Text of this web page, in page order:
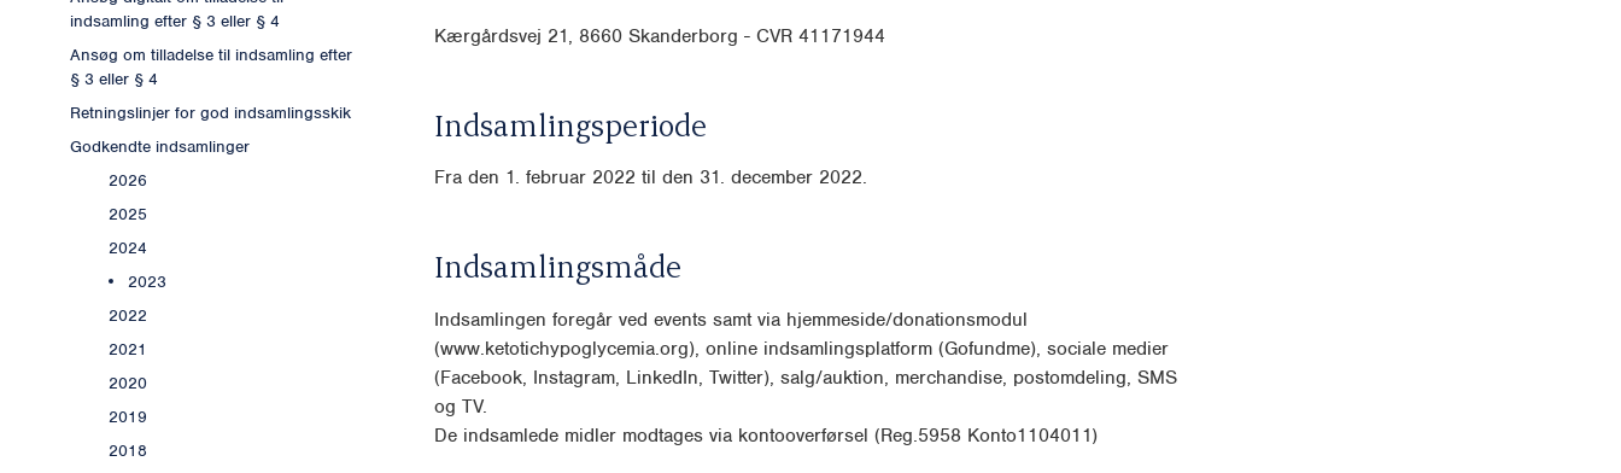
indsamling efter § 3 eller § 4
Ansøg om tilladelse til indsamling efter
§ 3 eller § 4
Retningslinjer for god indsamlingsskik
Godkendte indsamlinger
2026
2025
2024
2023
2022
2021
2020
2019
2018
Kærgårdsvej 21, 8660 Skanderborg - CVR 41171944
Indsamlingsperiode
Fra den 1. februar 2022 til den 31. december 2022.
Indsamlingsmåde
Indsamlingen foregår ved events samt via hjemmeside/donationsmodul
(www.ketotichypoglycemia.org), online indsamlingsplatform (Gofundme), sociale medier
(Facebook, Instagram, LinkedIn, Twitter), salg/auktion, merchandise, postomdeling, SMS
og TV.
De indsamlede midler modtages via kontooverførsel (Reg.5958 Konto1104011)